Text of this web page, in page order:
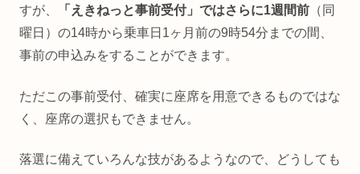
すが、
「えきねっと事前受付」ではさらに1週間前 （同
曜日）の14時から乗車日1ヶ月前の9時54分までの間、
事前の申込みをすることができます。
ただこの事前受付、確実に座席を用意できるものではな
く、座席の選択もできません。
落選に備えていろんな技があるようなので、どうしても